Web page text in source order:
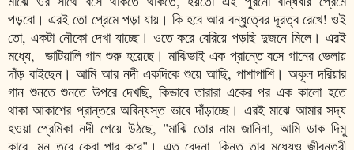
পড়বো। এরই তো প্রেমে পড়া যায়। কি হবে আর বন্ধুত্বের দূরত্ব রেখে! ওই
তো, একটা নৌকো দেখা যাচ্ছে। ওতে করে বেরিয়ে পড়ছি দুজনে মিলে। এরই
মধ্যে, ভাটিয়ালি গান শুরু হয়েছে। মাঝিভাই এক প্রান্তে বসে গানের ভেলায়
দাঁড় বাইছেন। আমি আর নদী একদিকে শুয়ে আছি, পাশাপাশি। অকূল দরিয়ার
গান শুনতে শুনতে উপরে দেখছি, কিভাবে তারারা একের পর এক কালো হতে
থাকা আকাশের প্রান্তরে অবিন্যস্ত ভাবে দাঁড়াচ্ছে। এরই মাঝে আমার সদ্য
হওয়া প্রেমিকা নদী গেয়ে উঠছে, "মাঝি তোর নাম জানিনা, আমি ডাক দিমু
কারে, মন তরে কেবা পার করে"। এত বেদনা, কিন্তু তার মধ্যেও জীবনতরী